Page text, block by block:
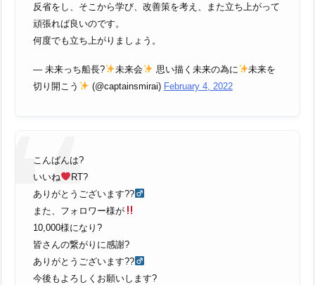
反省をし、そこから学び、改善策を考え、また立ち上がって
頑張れば良いのです。
何度でも立ち上がりましょう。
— 未来っち船長? 未来会 思い描く未来の為に
未来を
切り開こう
(@captainsmirai) February 4, 2022
こんばんは?
いいね
RT?
ありがとうございます??‍
また、フォロワー様が
10,000様になり?
皆さんの繋がりに感謝?
ありがとうございます??‍
今後もよろしくお願いします?